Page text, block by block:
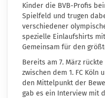
Kinder die BVB-Profis
Spielfeld und trugen
verschiedener
spezielle Einlaufshirts
Gemeinsam für den
Bereits am 7. März
zwischen dem 1. FC Köln
den Mittelpunkt der
gab es ein Interview mit